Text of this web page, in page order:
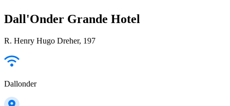
Dall'Onder Grande Hotel
R. Henry Hugo Dreher, 197
Dallonder